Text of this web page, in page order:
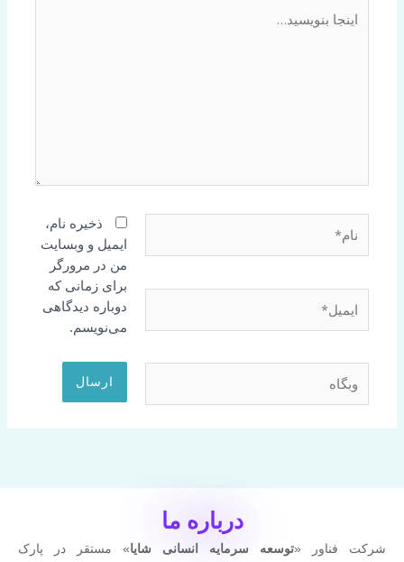
بنویسید…
ذخیره نام،
ایمیل و وبسایت
من در مرورگر
برای زمانی که
دوباره دیدگاهی
می‌نویسم.
درباره ما
شرکت فناور «توسعه سرمایه انسانی شایا» مستقر در پارک